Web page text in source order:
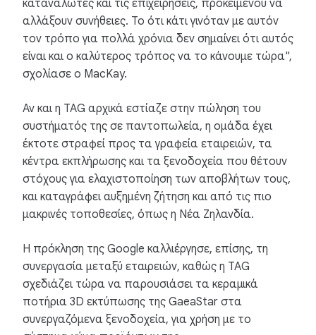
καταναλωτές και τις επιχειρήσεις, προκειμένου να
αλλάξουν συνήθειες. Το ότι κάτι γινόταν με αυτόν
τον τρόπο για πολλά χρόνια δεν σημαίνει ότι αυτός
είναι και ο καλύτερος τρόπος να το κάνουμε τώρα",
σχολίασε ο MacKay.
Αν και η TAG αρχικά εστίαζε στην πώληση του
συστήματός της σε παντοπωλεία, η ομάδα έχει
έκτοτε στραφεί προς τα γραφεία εταιρειών, τα
κέντρα εκπλήρωσης και τα ξενοδοχεία που θέτουν
στόχους για ελαχιστοποίηση των αποβλήτων τους,
και καταγράφει αυξημένη ζήτηση και από τις πιο
μακρινές τοποθεσίες, όπως η Νέα Ζηλανδία.
Η πρόκληση της Google καλλιέργησε, επίσης, τη
συνεργασία μεταξύ εταιρειών, καθώς η TAG
σχεδιάζει τώρα να παρουσιάσει τα κεραμικά
ποτήρια 3D εκτύπωσης της GaeaStar στα
συνεργαζόμενα ξενοδοχεία, για χρήση με το